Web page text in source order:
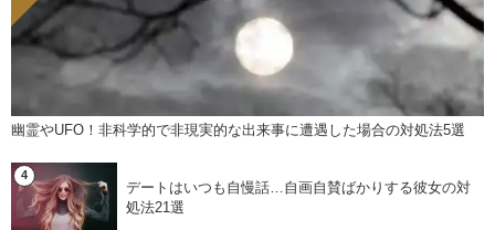
幽霊やUFO！非科学的で非現実的な出来事に遭遇した場合の対処法5選
デートはいつも自慢話…自画自賛ばかりする彼女の対
処法21選